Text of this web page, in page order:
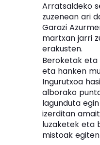
Arratsaldeko
zuzenean ari
Garazi
martxan jarri
erakusten.
Beroketak eta
eta hanken
Ingurutxoa
alborako
lagunduta
izerditan
luzaketek eta
mistoak